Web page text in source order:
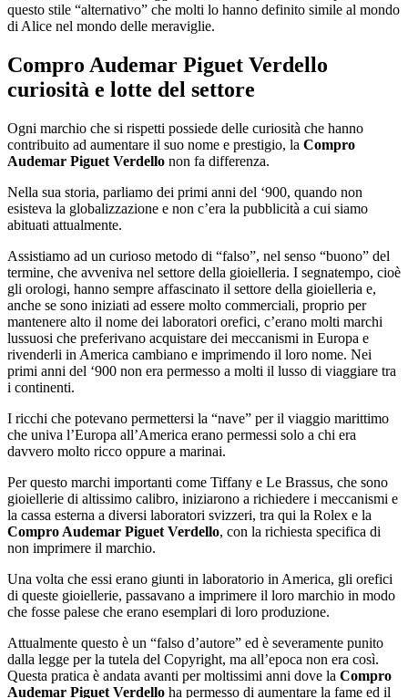
questo stile “alternativo” che molti lo hanno definito simile al mondo
di Alice nel mondo delle meraviglie.
Compro Audemar Piguet Verdello
curiosità e lotte del settore
Ogni marchio che si rispetti possiede delle curiosità che hanno
contribuito ad aumentare il suo nome e prestigio, la Compro
Audemar Piguet Verdello non fa differenza.
Nella sua storia, parliamo dei primi anni del ‘900, quando non
esisteva la globalizzazione e non c’era la pubblicità a cui siamo
abituati attualmente.
Assistiamo ad un curioso metodo di “falso”, nel senso “buono” del
termine, che avveniva nel settore della gioielleria. I segnatempo, cioè
gli orologi, hanno sempre affascinato il settore della gioielleria e,
anche se sono iniziati ad essere molto commerciali, proprio per
mantenere alto il nome dei laboratori orefici, c’erano molti marchi
lussuosi che preferivano acquistare dei meccanismi in Europa e
rivenderli in America cambiano e imprimendo il loro nome. Nei
primi anni del ‘900 non era permesso a molti il lusso di viaggiare tra
i continenti.
I ricchi che potevano permettersi la “nave” per il viaggio marittimo
che univa l’Europa all’America erano permessi solo a chi era
davvero molto ricco oppure a marinai.
Per questo marchi importanti come Tiffany e Le Brassus, che sono
gioiellerie di altissimo calibro, iniziarono a richiedere i meccanismi e
la cassa esterna a diversi laboratori svizzeri, tra qui la Rolex e la
Compro Audemar Piguet Verdello, con la richiesta specifica di
non imprimere il marchio.
Una volta che essi erano giunti in laboratorio in America, gli orefici
di queste gioiellerie, passavano a imprimere il loro marchio in modo
che fosse palese che erano esemplari di loro produzione.
Attualmente questo è un “falso d’autore” ed è severamente punito
dalla legge per la tutela del Copyright, ma all’epoca non era così.
Questa pratica è andata avanti per moltissimi anni dove la Compro
Audemar Piguet Verdello ha permesso di aumentare la fame ed il